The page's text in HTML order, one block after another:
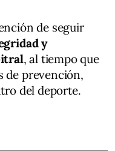
de seguir
y
, al tiempo que
de prevención,
del deporte.